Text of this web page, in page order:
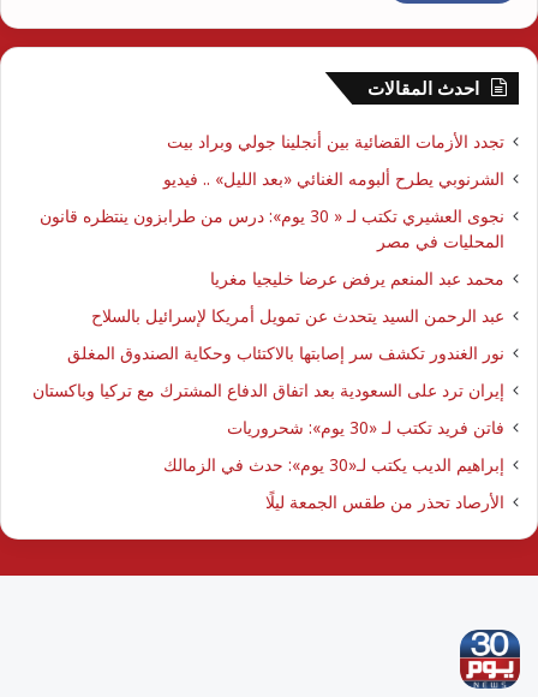
احدث المقالات
تجدد الأزمات القضائية بين أنجلينا جولي وبراد بيت
الشرنوبي يطرح ألبومه الغنائي «بعد الليل» .. فيديو
نجوى العشيري تكتب لـ « 30 يوم»: درس من طرابزون ينتظره قانون
المحليات في مصر
محمد عبد المنعم يرفض عرضا خليجيا مغريا
عبد الرحمن السيد يتحدث عن تمويل أمريكا لإسرائيل بالسلاح
نور الغندور تكشف سر إصابتها بالاكتئاب وحكاية الصندوق المغلق
إيران ترد على السعودية بعد اتفاق الدفاع المشترك مع تركيا وباكستان
فاتن فريد تكتب لـ «30 يوم»: شحروريات
إبراهيم الديب يكتب لـ«30 يوم»: حدث في الزمالك
الأرصاد تحذر من طقس الجمعة ليلًا